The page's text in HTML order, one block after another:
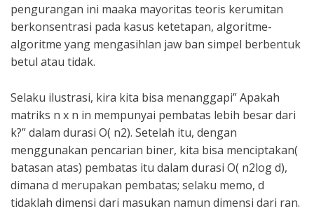
pengurangan ini maaka mayoritas teoris kerumitan
berkonsentrasi pada kasus ketetapan, algoritme-
algoritme yang mengasihlan jaw ban simpel berbentuk
betul atau tidak.
Selaku ilustrasi, kira kita bisa menanggapi” Apakah
matriks n x n in mempunyai pembatas lebih besar dari
k?” dalam durasi O( n2). Setelah itu, dengan
menggunakan pencarian biner, kita bisa menciptakan(
batasan atas) pembatas itu dalam durasi O( n2log d),
dimana d merupakan pembatas; selaku memo, d
tidaklah dimensi dari masukan namun dimensi dari ran.